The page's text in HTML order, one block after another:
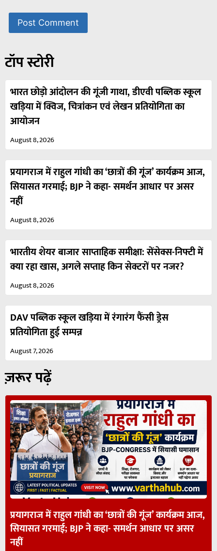
टॉप स्टोरी
भारत छोड़ो आंदोलन की गूंजी गाथा, डीएवी पब्लिक स्कूल
खड़िया में क्विज, चित्रांकन एवं लेखन प्रतियोगिता का
आयोजन
August 8, 2026
प्रयागराज में राहुल गांधी का ‘छात्रों की गूंज’ कार्यक्रम आज,
सियासत गरमाई; BJP ने कहा- समर्थन आधार पर असर
नहीं
August 8, 2026
भारतीय शेयर बाजार साप्ताहिक समीक्षा: सेंसेक्स-निफ्टी में
क्या रहा खास, अगले सप्ताह किन सेक्टरों पर नजर?
August 8, 2026
DAV पब्लिक स्कूल खड़िया में रंगारंग फैंसी ड्रेस
प्रतियोगिता हुई सम्पन्न
August 7, 2026
ज़रूर पढ़ें
प्रयागराज में राहुल गांधी का ‘छात्रों की गूंज’ कार्यक्रम आज,
सियासत गरमाई; BJP ने कहा- समर्थन आधार पर असर
नहीं